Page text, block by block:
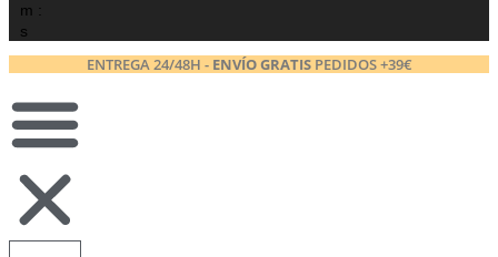
m :
s
ENTREGA 24/48H - ENVÍO GRATISPEDIDOS +39€